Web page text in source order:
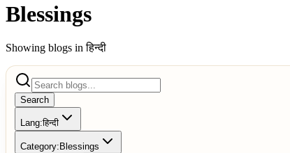
Blessings
Showing blogs inहिन्दी
Search
Lang:हिन्दी
Category: Blessings